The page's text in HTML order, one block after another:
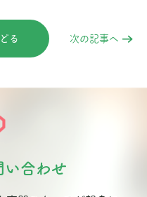
る 次の記事へ
い合わせ